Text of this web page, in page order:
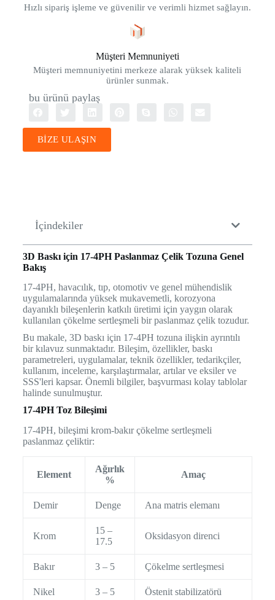
Hızlı sipariş işleme ve güvenilir ve verimli hizmet sağlayın.
Müşteri Memnuniyeti
Müşteri memnuniyetini merkeze alarak yüksek kaliteli
ürünler sunmak.
bu ürünü paylaş
BİZE ULAŞIN
İçindekiler
3D Baskı için 17-4PH Paslanmaz Çelik Tozuna Genel
Bakış
17-4PH, havacılık, tıp, otomotiv ve genel mühendislik
uygulamalarında yüksek mukavemetli, korozyona
dayanıklı bileşenlerin katkılı üretimi için yaygın olarak
kullanılan çökelme sertleşmeli bir paslanmaz çelik tozudur.
Bu makale, 3D baskı için 17-4PH tozuna ilişkin ayrıntılı
bir kılavuz sunmaktadır. Bileşim, özellikler, baskı
parametreleri, uygulamalar, teknik özellikler, tedarikçiler,
kullanım, inceleme, karşılaştırmalar, artılar ve eksiler ve
SSS'leri kapsar. Önemli bilgiler, başvurması kolay tablolar
halinde sunulmuştur.
17-4PH Toz Bileşimi
17-4PH, bileşimi krom-bakır çökelme sertleşmeli
paslanmaz çeliktir:
Element
Ağırlık
%
Amaç
Demir Denge Ana matris elemanı
Krom
15 –
17.5
Oksidasyon direnci
Bakır 3 – 5 Çökelme sertleşmesi
Nikel 3 – 5 Östenit stabilizatörü